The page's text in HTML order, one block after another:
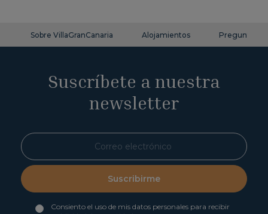
Sobre VillaGranCanaria Alojamientos Preguntas
Suscríbete a nuestra
newsletter
Suscribirme
Consiento el uso de mis datos personales para recibir